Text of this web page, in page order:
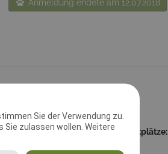
Sie der Verwendung zu.
Sie zulassen wollen. Weitere
Anmeldung endete am 12.07.2018
12.07.2018 23:59:59 Startplätze:
Schäferhund